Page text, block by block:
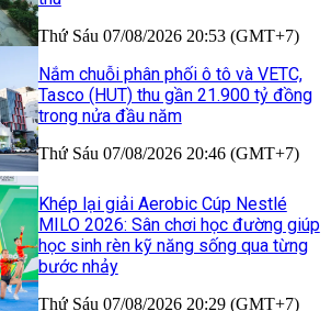
Thứ Sáu 07/08/2026 20:53 (GMT+7)
Nắm chuỗi phân phối ô tô và VETC,
Tasco (HUT) thu gần 21.900 tỷ đồng
trong nửa đầu năm
Thứ Sáu 07/08/2026 20:46 (GMT+7)
Khép lại giải Aerobic Cúp Nestlé
MILO 2026: Sân chơi học đường giúp
học sinh rèn kỹ năng sống qua từng
bước nhảy
Thứ Sáu 07/08/2026 20:29 (GMT+7)